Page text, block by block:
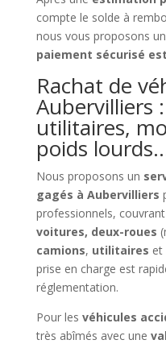
compte le solde à
nous vous proposons
paiement sécurisé
Rachat de
Aubervilliers
utilitaires,
poids
Nous proposons un
gagés à Aubervilliers
professionnels,
voitures, deux-roues
camions, utilitaires et
prise en charge est
réglementation.
Pour les véhicules
très abîmés avec une